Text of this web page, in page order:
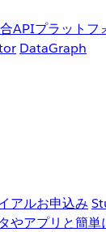
APIプラットフ
DataGraph
アルお申込み
やアプリと簡単